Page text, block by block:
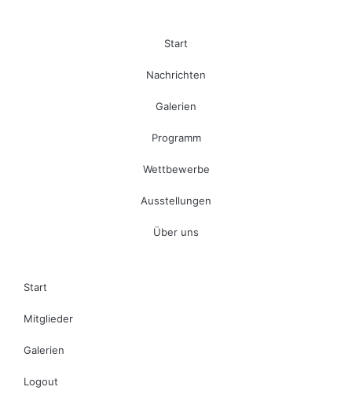
Start
Nachrichten
Galerien
Programm
Wettbewerbe
Ausstellungen
Über uns
Start
Mitglieder
Galerien
Logout